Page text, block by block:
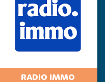
RADIO IMMO